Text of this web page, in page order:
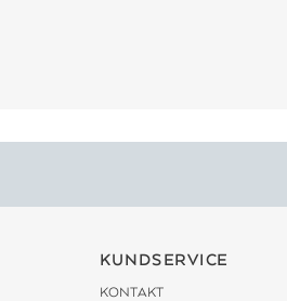
KUNDSERVICE
KONTAKT